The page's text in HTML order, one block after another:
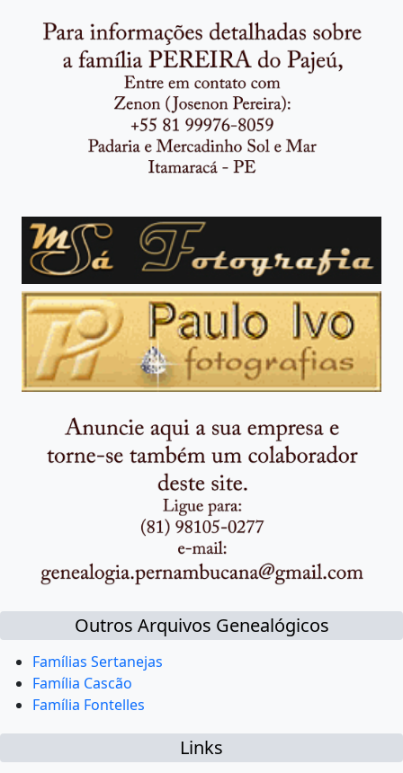
Outros Arquivos Genealógicos
Famílias Sertanejas
Família Cascão
Família Fontelles
Links